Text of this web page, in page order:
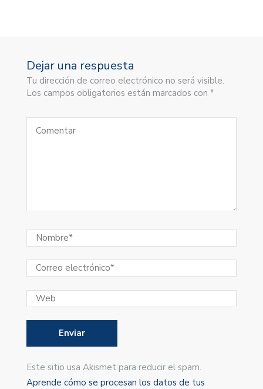
Dejar una respuesta
Tu dirección de correo electrónico no será visible.
Los campos obligatorios están marcados con *
Este sitio usa Akismet para reducir el spam.
Aprende cómo se procesan los datos de tus